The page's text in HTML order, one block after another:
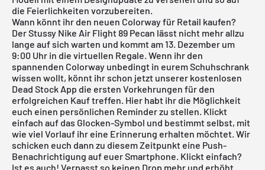
die Feierlichkeiten vorzubereiten.
Wann könnt ihr den neuen Colorway für Retail kaufen?
Der Stussy Nike Air Flight 89 Pecan lässt nicht mehr allzu
lange auf sich warten und kommt am 13. Dezember um
9:00 Uhr in die virtuellen Regale. Wenn ihr den
spannenden Colorway unbedingt in eurem Schuhschrank
wissen wollt, könnt ihr schon jetzt unserer kostenlosen
Dead Stock App die ersten Vorkehrungen für den
erfolgreichen Kauf treffen. Hier habt ihr die Möglichkeit
euch einen persönlichen Reminder zu stellen. Klickt
einfach auf das Glocken-Symbol und bestimmt selbst, mit
wie viel Vorlauf ihr eine Erinnerung erhalten möchtet. Wir
schicken euch dann zu diesem Zeitpunkt eine Push-
Benachrichtigung auf euer Smartphone. Klickt einfach?
Ist es auch! Verpasst so keinen Drop mehr und erhöht